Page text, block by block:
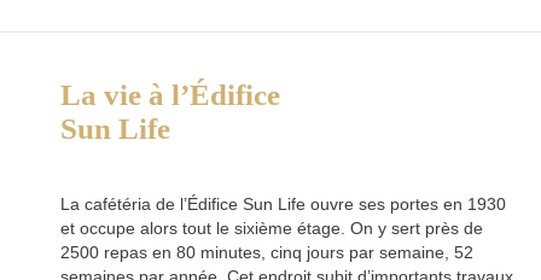
La vie à l’Édifice
Sun Life
La cafétéria de l’Édifice Sun Life ouvre ses portes en 1930
et occupe alors tout le sixième étage. On y sert près de
2500 repas en 80 minutes, cinq jours par semaine, 52